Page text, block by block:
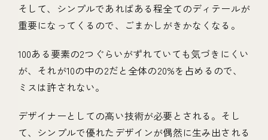
そして、シンプルであればある程全てのディテールが
重要になってくるので、ごまかしがきかなくなる。
100ある要素の2つぐらいがずれていても気づきにくい
が、それが10の中の2だと全体の20%を占めるので、
ミスは許されない。
デザイナーとしての高い技術が必要とされる。そし
て、シンプルで優れたデザインが偶然に生み出される